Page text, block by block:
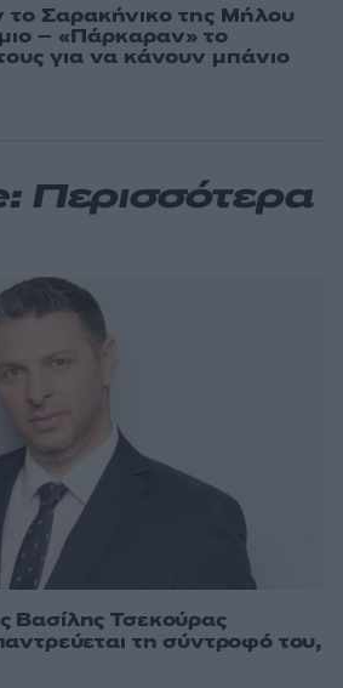
το Σαρακήνικο της Μήλου
– «Πάρκαραν» το
για να κάνουν μπάνιο
Περισσότερα
Βασίλης Τσεκούρας
τη σύντροφό του,